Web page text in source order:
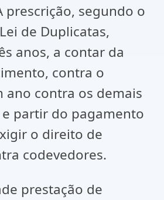
prescrição, segundo o
de Duplicatas,
anos, a contar da
contra o
ano contra os demais
partir do pagamento
o direito de
codevedores.
prestação de